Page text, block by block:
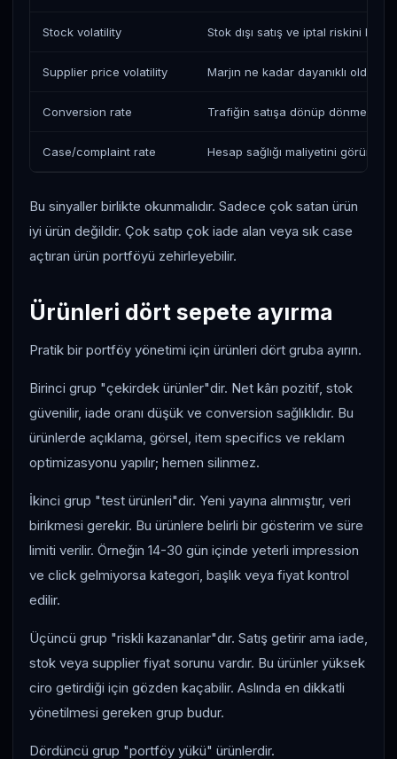
Stock volatility Stok dışı satış ve iptal riskini
Supplier price volatility Marjın ne kadar dayanıklı
Conversion rate Trafiğin satışa dönüp
Case/complaint rate Hesap sağlığı maliyetini görünür
Bu sinyaller birlikte okunmalıdır. Sadece çok satan ürün
iyi ürün değildir. Çok satıp çok iade alan veya sık case
açtıran ürün portföyü zehirleyebilir.
Ürünleri dört sepete ayırma
Pratik bir portföy yönetimi için ürünleri dört gruba ayırın.
Birinci grup "çekirdek ürünler"dir. Net kârı pozitif, stok
güvenilir, iade oranı düşük ve conversion sağlıklıdır. Bu
ürünlerde açıklama, görsel, item specifics ve reklam
optimizasyonu yapılır; hemen silinmez.
İkinci grup "test ürünleri"dir. Yeni yayına alınmıştır, veri
birikmesi gerekir. Bu ürünlere belirli bir gösterim ve süre
limiti verilir. Örneğin 14-30 gün içinde yeterli impression
ve click gelmiyorsa kategori, başlık veya fiyat kontrol
edilir.
Üçüncü grup "riskli kazananlar"dır. Satış getirir ama iade,
stok veya supplier fiyat sorunu vardır. Bu ürünler yüksek
ciro getirdiği için gözden kaçabilir. Aslında en dikkatli
yönetilmesi gereken grup budur.
Dördüncü grup "portföy yükü" ürünlerdir.